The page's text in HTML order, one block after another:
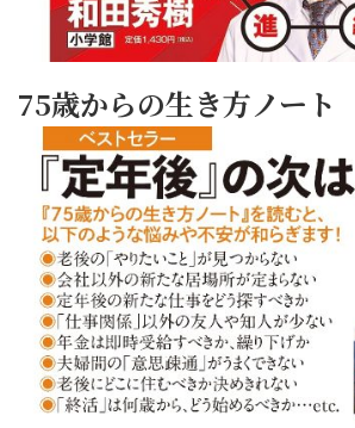
75歳からの生き方ノート